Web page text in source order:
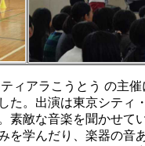
ィアラこうとう の主
た。出演は東京シティ
素敵な音楽を聞かせて
を学んだり、楽器の音